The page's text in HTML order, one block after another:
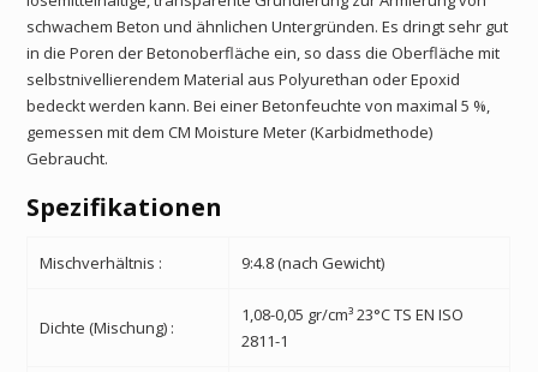
schwachem Beton und ähnlichen Untergründen. Es dringt sehr gut
in die Poren der Betonoberfläche ein, so dass die Oberfläche mit
selbstnivellierendem Material aus Polyurethan oder Epoxid
bedeckt werden kann. Bei einer Betonfeuchte von maximal 5 %,
gemessen mit dem CM Moisture Meter (Karbidmethode)
Gebraucht.
Spezifikationen
Mischverhältnis : 9:4.8 (nach Gewicht)
Dichte (Mischung) :
1,08-0,05 gr/cm³23°C TS EN ISO
2811-1